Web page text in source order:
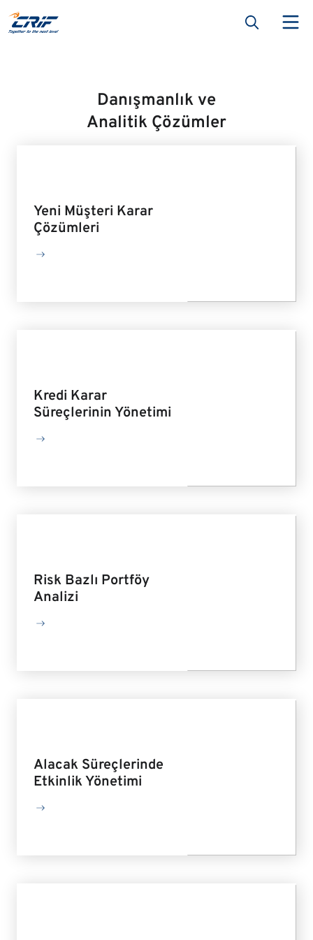
Danışmanlık ve
Analitik Çözümler
Yeni Müşteri Karar
Çözümleri
Kredi Karar
Süreçlerinin Yönetimi
Risk Bazlı Portföy
Analizi
Alacak Süreçlerinde
Etkinlik Yönetimi